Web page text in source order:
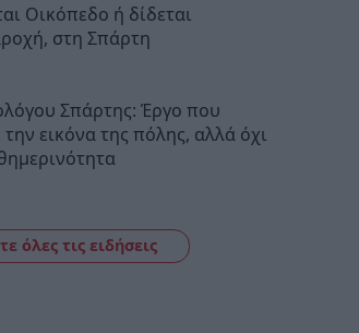
Οικόπεδο ή δίδεται
στη Σπάρτη
Σπάρτης: Έργο που
την εικόνα της πόλης, αλλά όχι
όλες τις ειδήσεις